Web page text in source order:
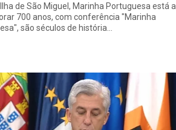
de São Miguel, Marinha Portuguesa está a
700 anos, com conferência "Marinha
são séculos de história…